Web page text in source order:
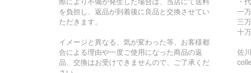
を負担し、返品が到着後に良品と交換させてい
ただきます。
イメージと異なる、気が変わった等、お客様都
合による理由や一度ご使用になった商品の返
品、交換はお受けできませんので、ご了承くだ
一
三
十
佐